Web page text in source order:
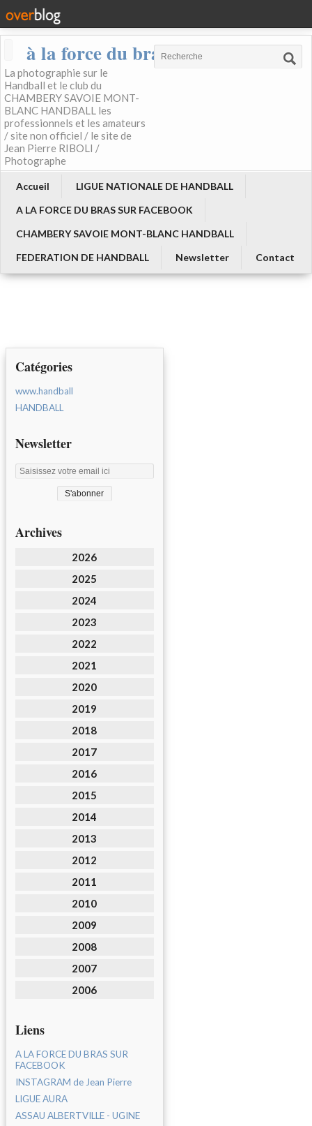
à la force du bras
La photographie sur le
Handball et le club du
CHAMBERY SAVOIE MONT-
BLANC HANDBALL les
professionnels et les amateurs
/ site non officiel / le site de
Jean Pierre RIBOLI /
Photographe
Accueil
LIGUE NATIONALE DE HANDBALL
A LA FORCE DU BRAS SUR FACEBOOK
CHAMBERY SAVOIE MONT-BLANC HANDBALL
FEDERATION DE HANDBALL
Newsletter Contact
Catégories
www.handball
HANDBALL
Newsletter
Archives
2026
2025
2024
2023
2022
2021
2020
2019
2018
2017
2016
2015
2014
2013
2012
2011
2010
2009
2008
2007
2006
Liens
A LA FORCE DU BRAS SUR
FACEBOOK
INSTAGRAM de Jean Pierre
LIGUE AURA
ASSAU ALBERTVILLE - UGINE